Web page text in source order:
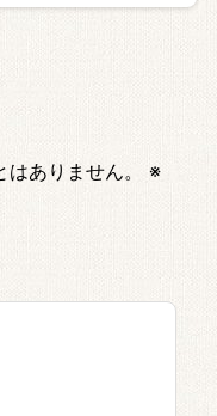
ありません。
※